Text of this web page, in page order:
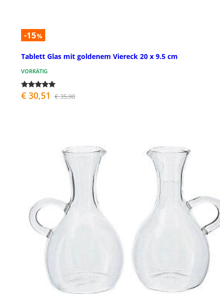
-15%
Tablett Glas mit goldenem Viereck 20 x 9.5 cm
VORRÄTIG
€ 30,51 € 35,90